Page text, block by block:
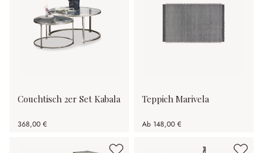
Couchtisch 2er Set Kabala
368,00 €
Teppich Marivela
Ab 148,00 €